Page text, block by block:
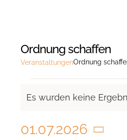
Ordnung schaffen
VeranstaltungenOrdnung
Es wurden keine
01.07.2026